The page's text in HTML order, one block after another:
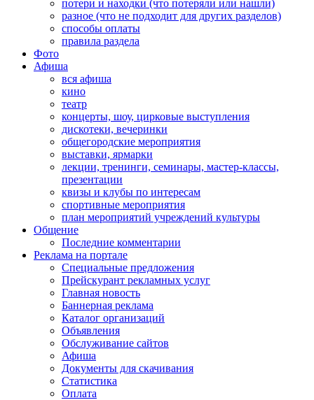
потери и находки (что потеряли или нашли)
разное (что не подходит для других разделов)
способы оплаты
правила раздела
Фото
Афиша
вся афиша
кино
театр
концерты, шоу, цирковые выступления
дискотеки, вечеринки
общегородские мероприятия
выставки, ярмарки
лекции, тренинги, семинары, мастер-классы,
презентации
квизы и клубы по интересам
спортивные мероприятия
план мероприятий учреждений культуры
Общение
Последние комментарии
Реклама на портале
Специальные предложения
Прейскурант рекламных услуг
Главная новость
Баннерная реклама
Каталог организаций
Объявления
Обслуживание сайтов
Афиша
Документы для скачивания
Статистика
Оплата